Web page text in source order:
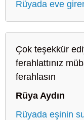
Rüyada eve
Çok teşekkür
ferahlattınız
ferahlasın
Rüya Aydın
Rüyada eşinin